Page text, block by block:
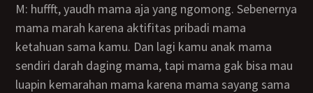
M: huffft, yaudh mama aja yang ngomong. Sebenernya
mama marah karena aktifitas pribadi mama
ketahuan sama kamu. Dan lagi kamu anak mama
sendiri darah daging mama, tapi mama gak bisa mau
luapin kemarahan mama karena mama sayang sama